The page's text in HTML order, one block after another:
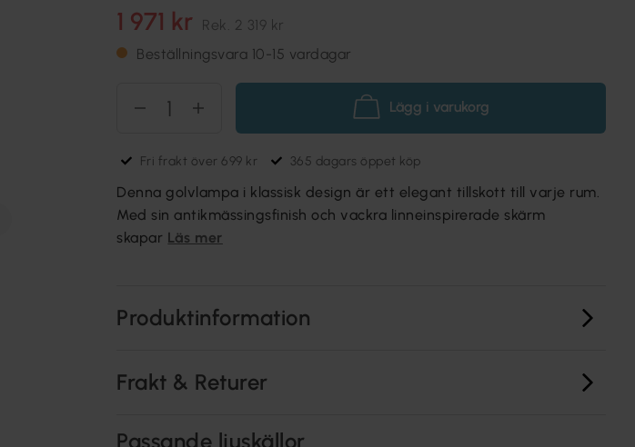
1 971 kr Rek. 2 319 kr
Beställningsvara 10-15 vardagar
Lägg i varukorg
Fri frakt över 699 kr 365 dagars öppet köp
Denna golvlampa i klassisk design är ett elegant tillskott till varje rum.
Med sin antikmässingsfinish och vackra linneinspirerade skärm
skapar Läs mer
Produktinformation
Frakt & Returer
Passande ljuskällor